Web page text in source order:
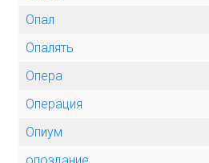
Опал
Опалять
Опера
Операция
Опиум